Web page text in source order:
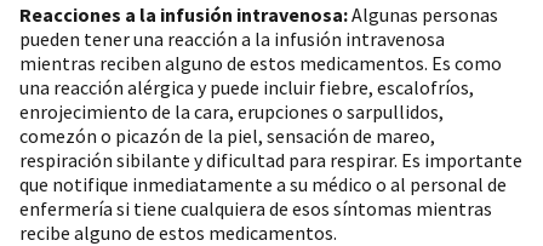
Reacciones a la infusión intravenosa:Algunas personas
pueden tener una reacción a la infusión intravenosa
mientras reciben alguno de estos medicamentos. Es como
una reacción alérgica y puede incluir fiebre, escalofríos,
enrojecimiento de la cara, erupciones o sarpullidos,
comezón o picazón de la piel, sensación de mareo,
respiración sibilante y dificultad para respirar. Es importante
que notifique inmediatamente a su médico o al personal de
enfermería si tiene cualquiera de esos síntomas mientras
recibe alguno de estos medicamentos.